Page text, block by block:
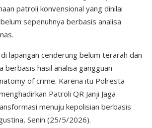
patroli konvensional yang dinilai
sepenuhnya berbasis analisa
lapangan cenderung belum terarah dan
berbasis hasil analisa gangguan
of crime. Karena itu Polresta
Patroli QR Janji Jaga
menuju kepolisian berbasis
Senin (25/5/2026).